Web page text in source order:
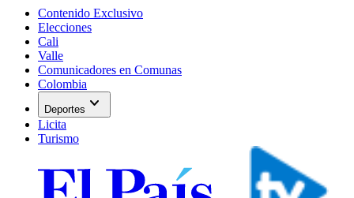
Contenido Exclusivo
Elecciones
Cali
Valle
Comunicadores en Comunas
Colombia
Deportes expand_more
Licita
Turismo